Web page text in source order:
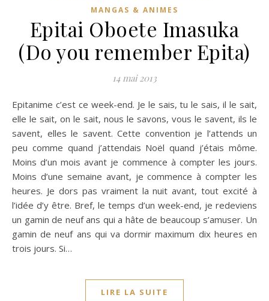
MANGAS & ANIMES
Epitai Oboete Imasuka
(Do you remember Epita)
14 mai 2013
Epitanime c’est ce week-end. Je le sais, tu le sais, il le sait,
elle le sait, on le sait, nous le savons, vous le savent, ils le
savent, elles le savent. Cette convention je l’attends un
peu comme quand j’attendais Noël quand j’étais môme.
Moins d’un mois avant je commence à compter les jours.
Moins d’une semaine avant, je commence à compter les
heures. Je dors pas vraiment la nuit avant, tout excité à
l’idée d’y être. Bref, le temps d’un week-end, je redeviens
un gamin de neuf ans qui a hâte de beaucoup s’amuser. Un
gamin de neuf ans qui va dormir maximum dix heures en
trois jours. Si…
LIRE LA SUITE